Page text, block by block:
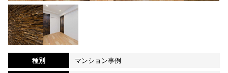
種別
マンション事例